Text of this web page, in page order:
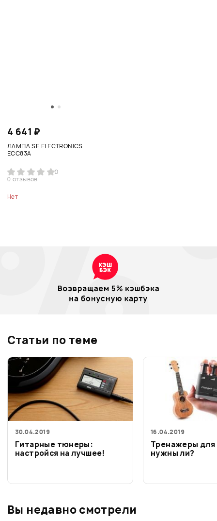
4 641 ₽
ЛАМПА SE ELECTRONICS
ECC83A
0
0 отзывов
Нет
Статьи по теме
30.04.2019
Гитарные тюнеры:
настройся на лучшее!
16.04.2019
Тренажеры для
нужны ли?
Вы недавно смотрели